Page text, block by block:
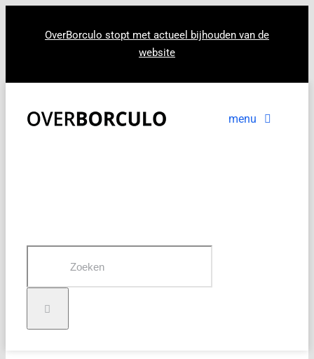
OverBorculo stopt met actueel bijhouden van de
website
menu
In beeld